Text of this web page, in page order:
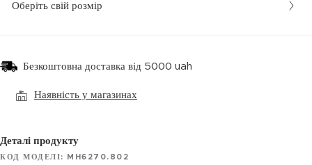
Оберіть свій розмір
Безкоштовна доставка від 5000 uah
Наявність у магазинах
Деталі продукту
КОД МОДЕЛІ: MH6270.802